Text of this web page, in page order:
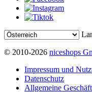
© 2010-2026 niceshops
Impressum und
Datenschutz
Allgemeine